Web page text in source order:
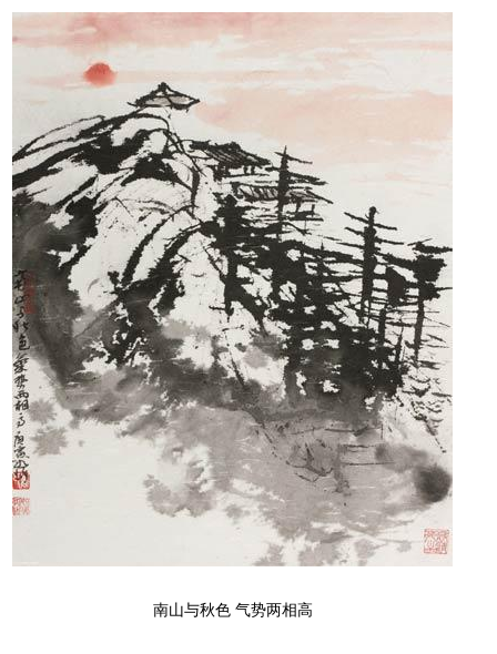
南山与秋色 气势两相高